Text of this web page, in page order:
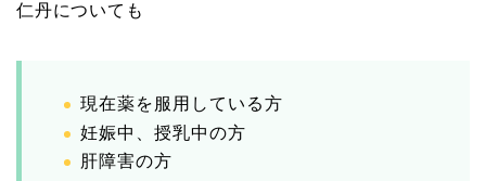
仁丹についても
現在薬を服用している方
妊娠中、授乳中の方
肝障害の方